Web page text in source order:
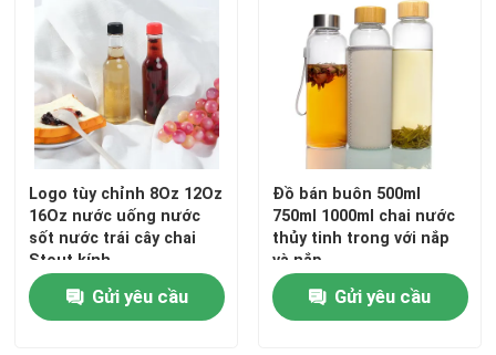
Logo tùy chỉnh 8Oz 12Oz
16Oz nước uống nước
sốt nước trái cây chai
Stout kính
Gửi yêu cầu
Đồ bán buôn 500ml
750ml 1000ml chai nước
thủy tinh trong với nắp
và nắp
Gửi yêu cầu